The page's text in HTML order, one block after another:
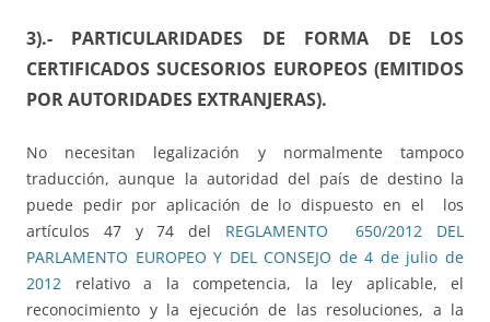
3).- PARTICULARIDADES DE FORMA DE LOS
CERTIFICADOS SUCESORIOS EUROPEOS (EMITIDOS
POR AUTORIDADES EXTRANJERAS).
No necesitan legalización y normalmente tampoco
traducción, aunque la autoridad del país de destino la
puede pedir por aplicación de lo dispuesto en el los
artículos 47 y 74 del REGLAMENTO 650/2012 DEL
PARLAMENTO EUROPEO Y DEL CONSEJO de 4 de julio de
2012 relativo a la competencia, la ley aplicable, el
reconocimiento y la ejecución de las resoluciones, a la